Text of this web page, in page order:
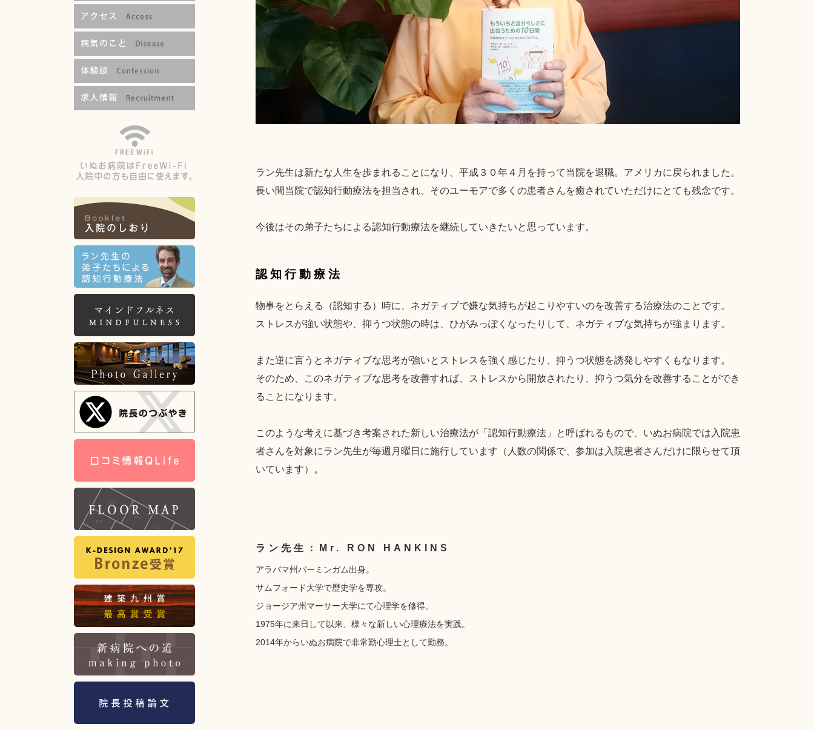
ラン先生は新たな人生を歩まれることになり、平成３０年４月を持って当院を退職。アメリカに戻られました。
長い間当院で認知行動療法を担当され、そのユーモアで多くの患者さんを癒されていただけにとても残念です。
今後はその弟子たちによる認知行動療法を継続していきたいと思っています。
認知行動療法
物事をとらえる（認知する）時に、ネガティブで嫌な気持ちが起こりやすいのを改善する治療法のことです。
ストレスが強い状態や、抑うつ状態の時は、ひがみっぽくなったりして、ネガティブな気持ちが強まります。
また逆に言うとネガティブな思考が強いとストレスを強く感じたり、抑うつ状態を誘発しやすくもなります。
そのため、このネガティブな思考を改善すれば、ストレスから開放されたり、抑うつ気分を改善することができ
ることになります。
このような考えに基づき考案された新しい治療法が「認知行動療法」と呼ばれるもので、いぬお病院では入院患
者さんを対象にラン先生が毎週月曜日に施行しています（人数の関係で、参加は入院患者さんだけに限らせて頂
いています）。
ラン先生：Mr. RON HANKINS
アラバマ州バーミンガム出身。
サムフォード大学で歴史学を専攻。
ジョージア州マーサー大学にて心理学を修得。
1975年に来日して以来、様々な新しい心理療法を実践。
2014年からいぬお病院で非常勤心理士として勤務。